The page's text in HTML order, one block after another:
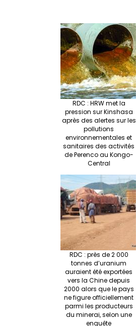
RDC : HRW met la
pression sur Kinshasa
après des alertes sur les
pollutions
environnementales et
sanitaires des activités
de Perenco au Kongo-
Central
RDC : près de 2 000
tonnes d’uranium
auraient été exportées
vers la Chine depuis
2000 alors que le pays
ne figure officiellement
parmi les producteurs
du minerai, selon une
enquête